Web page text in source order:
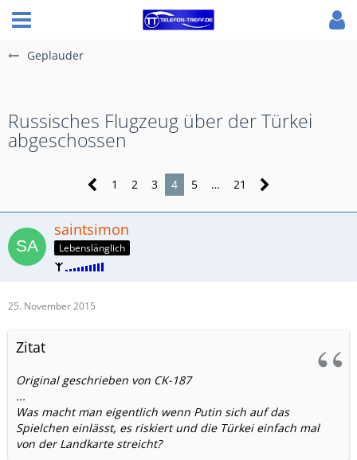
Geplauder
Russisches Flugzeug über der Türkei
abgeschossen
1 2 3 4 5 … 21
saintsimon
Lebenslänglich
25. November 2015
Zitat
Original geschrieben von CK-187
...
Was macht man eigentlich wenn Putin sich auf das
Spielchen einlässt, es riskiert und die Türkei einfach mal
von der Landkarte streicht?